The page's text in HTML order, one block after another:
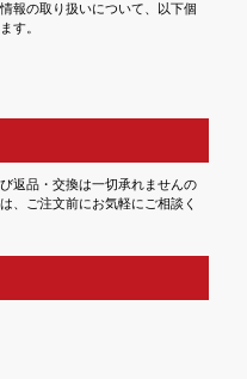
報の取り扱いについて、以下個
す。
返品・交換は一切承れませんの
、ご注文前にお気軽にご相談く